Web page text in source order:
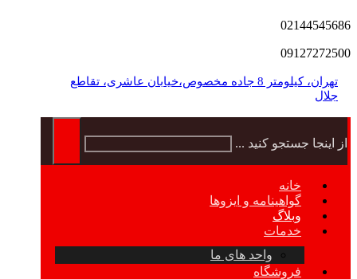
02144545686
09127272500
تهران، کیلومتر 8 جاده مخصوص،خیابان عاشری، تقاطع
جلال
از اینجا جستجو کنید ...
خانه
گواهینامه و ایزوها
وبلاگ
خدمات
واحد های ما
فروشگاه